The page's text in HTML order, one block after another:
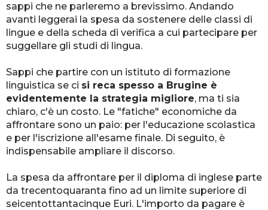
sappi che ne parleremo a brevissimo. Andando
avanti leggerai la spesa da sostenere delle classi di
lingue e della scheda di verifica a cui partecipare per
suggellare gli studi di lingua.
Sappi che partire con un istituto di formazione
linguistica se ci si reca spesso a Brugine è
evidentemente la strategia migliore, ma ti sia
chiaro, c'è un costo. Le "fatiche" economiche da
affrontare sono un paio: per l'educazione scolastica
e per l'iscrizione all'esame finale. Di seguito, è
indispensabile ampliare il discorso.
La spesa da affrontare per il diploma di inglese parte
da trecentoquaranta fino ad un limite superiore di
seicentottantacinque Euri. L'importo da pagare è